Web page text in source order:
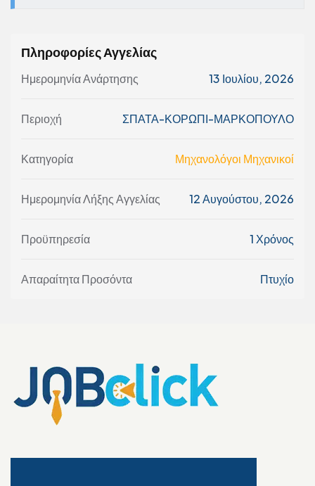
Πληροφορίες Αγγελίας
Ημερομηνία Ανάρτησης 13 Ιουλίου, 2026
Περιοχή ΣΠΑΤΑ-ΚΟΡΩΠΙ-ΜΑΡΚΟΠΟΥΛΟ
Κατηγορία Μηχανολόγοι Μηχανικοί
Ημερομηνία Λήξης Αγγελίας 12 Αυγούστου, 2026
Προϋπηρεσία 1 Χρόνος
Απαραίτητα Προσόντα Πτυχίο